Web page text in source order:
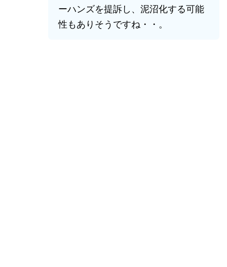
ーハンズを提訴し、泥沼化する可能
性もありそうですね・・。